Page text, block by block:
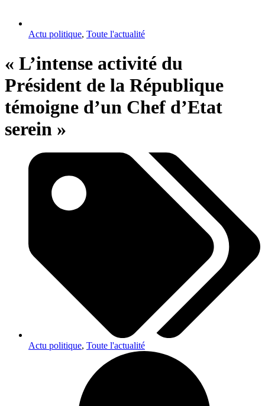
Actu politique, Toute l'actualité
« L’intense activité du
Président de la République
témoigne d’un Chef d’Etat
serein »
Actu politique, Toute l'actualité